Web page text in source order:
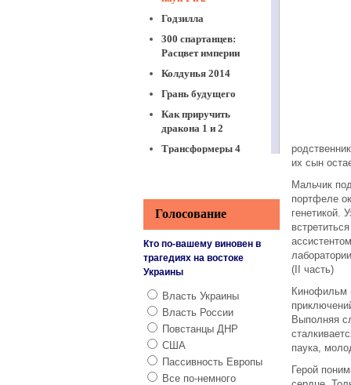
их сын
Мальчик
портфеле
генетикой.
(II часть)
Кинофильм
Выполняя
паука,
Герой
Годзилла
300 спартанцев:
Расцвет империи
Колдунья 2014
Грань будущего
Как приручить
дракона 1 и 2
Трансформеры 4
Миллион способов
Превосходство
Планета обезьян 1,
2 и 3
Скорый «Москва-
Россия»
Чемпионы
Кухня в Париже
Голосование
Кто по-вашему виновен в
трагедиях на востоке
Украины
Власть Украины
Власть России
Повстанцы ДНР
США
Пассивность Европы
Все по-немного